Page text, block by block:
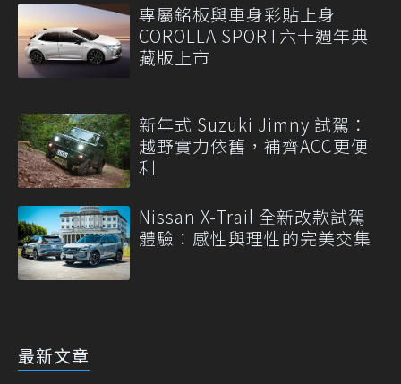
專屬銘板與車身彩貼上身
COROLLA SPORT六十週年典
藏版上市
新年式 Suzuki Jimny 試駕：
越野實力依舊，補齊ACC更便
利
Nissan X-Trail 全新改款試駕
體驗：感性與理性的完美交集
最新文章